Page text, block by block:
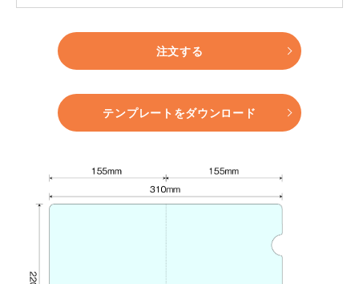
注文する
テンプレートをダウンロード